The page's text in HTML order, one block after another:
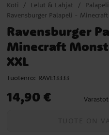
Koti Lelut & Lahjat
Ravensburger Palapeli -
Ravensburger
Minecraft
XXL
Tuotenro: RAVE13333
Hinta :14,90 €
14,90 €